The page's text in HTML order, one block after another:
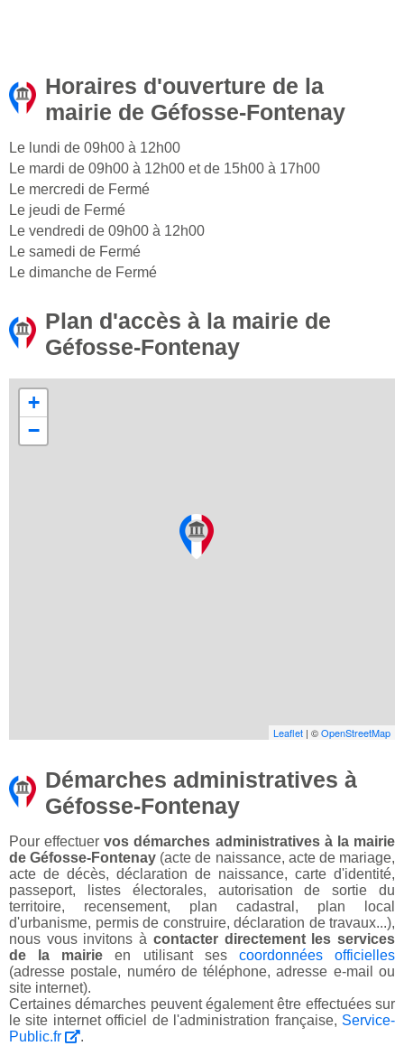
Horaires d'ouverture de la
mairie de Géfosse-Fontenay
Le lundi de 09h00 à 12h00
Le mardi de 09h00 à 12h00 et de 15h00 à 17h00
Le mercredi de Fermé
Le jeudi de Fermé
Le vendredi de 09h00 à 12h00
Le samedi de Fermé
Le dimanche de Fermé
Plan d'accès à la mairie de
Géfosse-Fontenay
+
−
Leaflet | ©OpenStreetMap
Démarches administratives à
Géfosse-Fontenay
Pour effectuervos démarches administratives à la mairie
de Géfosse-Fontenay (acte de naissance, acte de mariage,
acte de décès, déclaration de naissance, carte d'identité,
passeport, listes électorales, autorisation de sortie du
territoire, recensement, plan cadastral, plan local
d'urbanisme, permis de construire, déclaration de travaux...),
nous vous invitons à contacter directement les services
de la mairie en utilisant ses coordonnées officielles
(adresse postale, numéro de téléphone, adresse e-mail ou
site internet).
Certaines démarches peuvent également être effectuées sur
le site internet officiel de l'administration française, Service-
Public.fr
.